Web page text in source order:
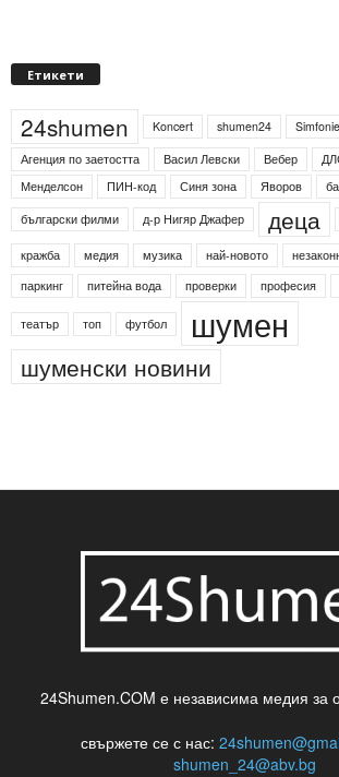
Етикети
24shumen Koncert shumen24
Агенция по заетостта
Васил Левски Вебер
Менделсон
ПИН-код Синя зона Яворов
български филми
д-р Нигяр Джафер деца
кражба медия музика най-новото
паркинг питейна вода проверки професия
театър топ футбол шумен
шуменски новини
24Shumen.COM е независима медия за
свържете се с нас:
shumen_24@abv.bg